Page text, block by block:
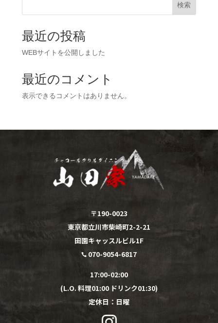
検索
最近の投稿
WEBサイトを公開しました
最近のコメント
表示できるコメントはありません。
〒190-0023
東京都立川市柴崎町2-2-21
田園キャッスルビル1F
 070-9054-6817
17:00-02:00
(L.O. 料理01:00 ドリンク01:30)
定休日： 日曜